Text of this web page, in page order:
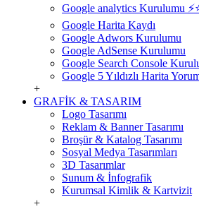
Google analytics Kurulumu
Google Harita Kaydı
Google Adwors Kurulumu
Google AdSense Kurulumu
Google Search Console
Google 5 Yıldızlı Harita
+
GRAFİK & TASARIM
Logo Tasarımı
Reklam & Banner Tasarımı
Broşür & Katalog Tasarımı
Sosyal Medya Tasarımları
3D Tasarımlar
Sunum & İnfografik
Kurumsal Kimlik & Kartvizit
+